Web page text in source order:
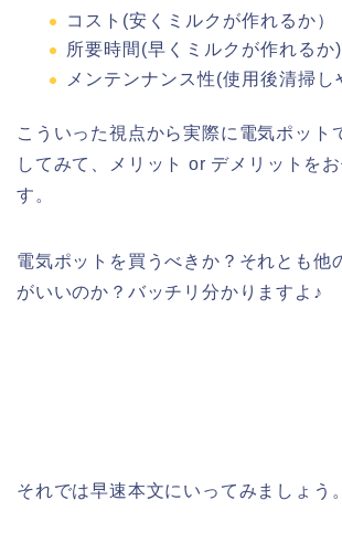
コスト(安くミルクが作れるか）
所要時間(早くミルクが作れるか)
メンテンナンス性(使用後清掃し
こういった視点から実際に電気ポット
してみて、メリット or デメリットを
す。
電気ポットを買うべきか？それとも他
がいいのか？バッチリ分かりますよ♪
それでは早速本文にいってみましょう。